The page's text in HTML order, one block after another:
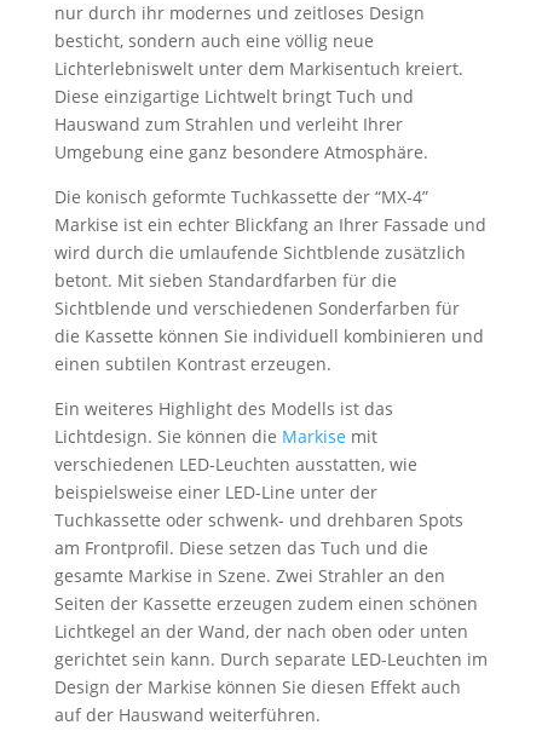
nur durch ihr modernes und zeitloses Design
besticht, sondern auch eine völlig neue
Lichterlebniswelt unter dem Markisentuch kreiert.
Diese einzigartige Lichtwelt bringt Tuch und
Hauswand zum Strahlen und verleiht Ihrer
Umgebung eine ganz besondere Atmosphäre.
Die konisch geformte Tuchkassette der “MX-4”
Markise ist ein echter Blickfang an Ihrer Fassade und
wird durch die umlaufende Sichtblende zusätzlich
betont. Mit sieben Standardfarben für die
Sichtblende und verschiedenen Sonderfarben für
die Kassette können Sie individuell kombinieren und
einen subtilen Kontrast erzeugen.
Ein weiteres Highlight des Modells ist das
Lichtdesign. Sie können die Markise mit
verschiedenen LED-Leuchten ausstatten, wie
beispielsweise einer LED-Line unter der
Tuchkassette oder schwenk- und drehbaren Spots
am Frontprofil. Diese setzen das Tuch und die
gesamte Markise in Szene. Zwei Strahler an den
Seiten der Kassette erzeugen zudem einen schönen
Lichtkegel an der Wand, der nach oben oder unten
gerichtet sein kann. Durch separate LED-Leuchten im
Design der Markise können Sie diesen Effekt auch
auf der Hauswand weiterführen.